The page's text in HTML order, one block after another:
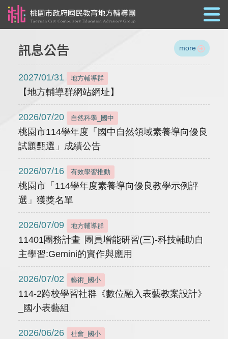
訊息公告 more
2027/01/31 地方輔導群
【地方輔導群網站網址】
2026/07/20 自然科學_國中
桃園市114學年度「國中自然領域素養導向優良
試題甄選」成績公告
2026/07/16 有效學習推動
桃園市「114學年度素養導向優良教學示例評
選」獲獎名單
2026/07/09 地方輔導群
11401團務計畫 團員增能研習(三)-科技輔助自
主學習:Gemini的實作與應用
2026/07/02 藝術_國小
114-2跨校學習社群《數位融入表藝教案設計》
_國小表藝組
2026/06/26 社會_國小